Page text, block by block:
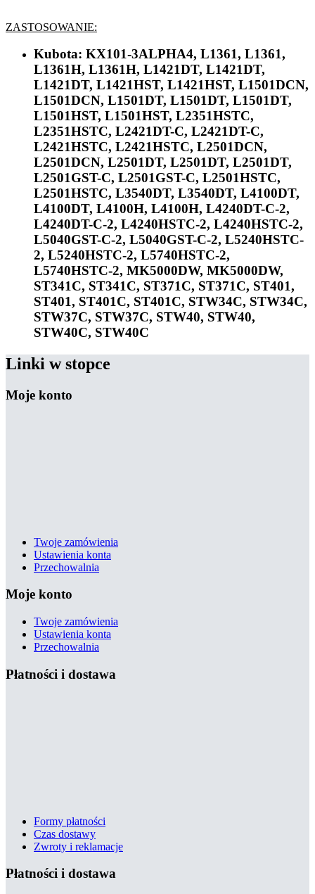
ZASTOSOWANIE:
Kubota: KX101-3ALPHA4, L1361, L1361,
L1361H, L1361H, L1421DT, L1421DT,
L1421DT, L1421HST, L1421HST, L1501DCN,
L1501DCN, L1501DT, L1501DT, L1501DT,
L1501HST, L1501HST, L2351HSTC,
L2351HSTC, L2421DT-C, L2421DT-C,
L2421HSTC, L2421HSTC, L2501DCN,
L2501DCN, L2501DT, L2501DT, L2501DT,
L2501GST-C, L2501GST-C, L2501HSTC,
L2501HSTC, L3540DT, L3540DT, L4100DT,
L4100DT, L4100H, L4100H, L4240DT-C-2,
L4240DT-C-2, L4240HSTC-2, L4240HSTC-2,
L5040GST-C-2, L5040GST-C-2, L5240HSTC-
2, L5240HSTC-2, L5740HSTC-2,
L5740HSTC-2, MK5000DW, MK5000DW,
ST341C, ST341C, ST371C, ST371C, ST401,
ST401, ST401C, ST401C, STW34C, STW34C,
STW37C, STW37C, STW40, STW40,
STW40C, STW40C
Linki w stopce
Moje konto
Twoje zamówienia
Ustawienia konta
Przechowalnia
Moje konto
Twoje zamówienia
Ustawienia konta
Przechowalnia
Płatności i dostawa
Formy płatności
Czas dostawy
Zwroty i reklamacje
Płatności i dostawa